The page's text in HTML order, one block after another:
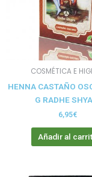
COSMÉTICA E
HENNA CASTAÑO
G RADHE
6,95€
Añadir al